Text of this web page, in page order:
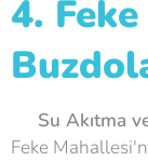
4.
Su Akıtma
Feke